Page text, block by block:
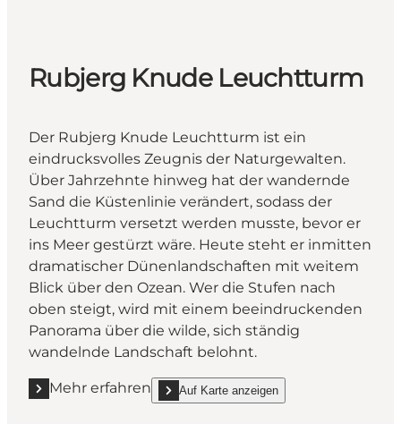
Rubjerg Knude Leuchtturm
Der Rubjerg Knude Leuchtturm ist ein
eindrucksvolles Zeugnis der Naturgewalten.
Über Jahrzehnte hinweg hat der wandernde
Sand die Küstenlinie verändert, sodass der
Leuchtturm versetzt werden musste, bevor er
ins Meer gestürzt wäre. Heute steht er inmitten
dramatischer Dünenlandschaften mit weitem
Blick über den Ozean. Wer die Stufen nach
oben steigt, wird mit einem beeindruckenden
Panorama über die wilde, sich ständig
wandelnde Landschaft belohnt.
Mehr erfahren
Mehr erfahren "Rubjerg Knude Leuchtturm"
Auf Karte anzeigen
show Rubjerg Knude Leuchtturm on_map